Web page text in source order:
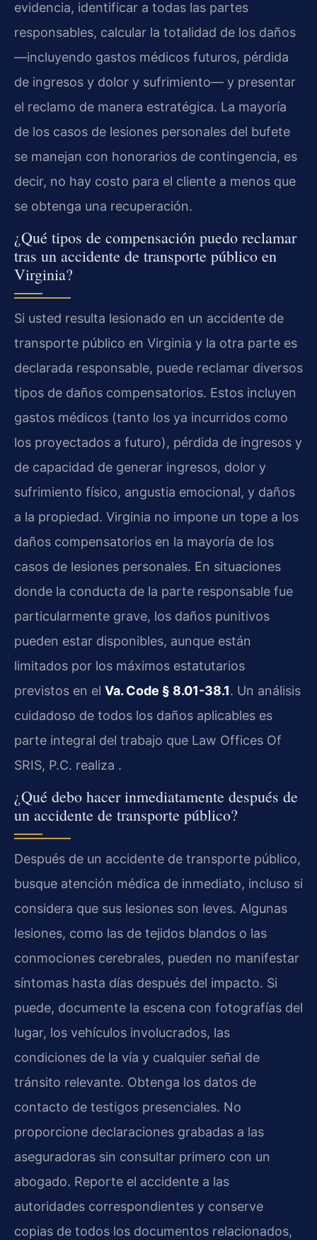
evidencia, identificar a todas las partes
responsables, calcular la totalidad de los daños
—incluyendo gastos médicos futuros, pérdida
de ingresos y dolor y sufrimiento— y presentar
el reclamo de manera estratégica. La mayoría
de los casos de lesiones personales del bufete
se manejan con honorarios de contingencia, es
decir, no hay costo para el cliente a menos que
se obtenga una recuperación.
¿Qué tipos de compensación puedo reclamar
tras un accidente de transporte público en
Virginia?
Si usted resulta lesionado en un accidente de
transporte público en Virginia y la otra parte es
declarada responsable, puede reclamar diversos
tipos de daños compensatorios. Estos incluyen
gastos médicos (tanto los ya incurridos como
los proyectados a futuro), pérdida de ingresos y
de capacidad de generar ingresos, dolor y
sufrimiento físico, angustia emocional, y daños
a la propiedad. Virginia no impone un tope a los
daños compensatorios en la mayoría de los
casos de lesiones personales. En situaciones
donde la conducta de la parte responsable fue
particularmente grave, los daños punitivos
pueden estar disponibles, aunque están
limitados por los máximos estatutarios
previstos en el Va. Code § 8.01-38.1. Un análisis
cuidadoso de todos los daños aplicables es
parte integral del trabajo que Law Offices Of
SRIS, P.C. realiza .
¿Qué debo hacer inmediatamente después de
un accidente de transporte público?
Después de un accidente de transporte público,
busque atención médica de inmediato, incluso si
considera que sus lesiones son leves. Algunas
lesiones, como las de tejidos blandos o las
conmociones cerebrales, pueden no manifestar
síntomas hasta días después del impacto. Si
puede, documente la escena con fotografías del
lugar, los vehículos involucrados, las
condiciones de la vía y cualquier señal de
tránsito relevante. Obtenga los datos de
contacto de testigos presenciales. No
proporcione declaraciones grabadas a las
aseguradoras sin consultar primero con un
abogado. Reporte el accidente a las
autoridades correspondientes y conserve
copias de todos los documentos relacionados,